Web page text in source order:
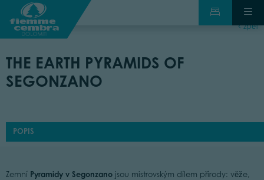
zpět
THE EARTH PYRAMIDS OF
SEGONZANO
POPIS
Zemní Pyramidy v Segonzanojsou mistrovským dílem přírody: věže,